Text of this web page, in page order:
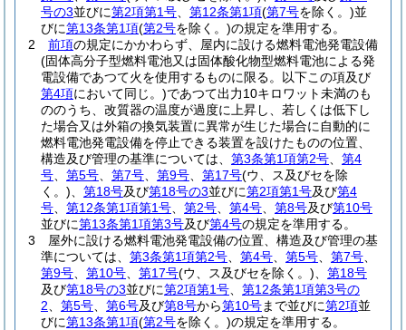
号の3並びに第2項第1号 第12条第1項(第7号を除く。)並
びに第13条第1項(第2号を除く。)の規定を準用する。
2
前項の規定にかかわらず、屋内に設ける燃料電池発電設備
(固体高分子型燃料電池又は固体酸化物型燃料電池による発
電設備であつて火を使用するものに限る。以下この項及び
第4項において同じ。)であつて出力10キロワット未満のも
ののうち、改質器の温度が過度に上昇し、若しくは低下し
た場合又は外箱の換気装置に異常が生じた場合に自動的に
燃料電池発電設備を停止できる装置を設けたものの位置、
構造及び管理の基準については、 第3条第1項第2号
第4
号
第5号 第7号 第9号 第17号(ウ、ス及びセを除
く。)
第18号及び第18号の3並びに第2項第1号及び第4
号
第12条第1項第1号 第2号 第4号 第8号及び第10号
並びに第13条第1項第3号及び第4号の規定を準用する。
3
屋外に設ける燃料電池発電設備の位置、構造及び管理の基
準については、 第3条第1項第2号 第4号 第5号 第7号
第9号
第10号 第17号(ウ、ス及びセを除く。)
第18号
及び第18号の3並びに第2項第1号
第12条第1項第3号の
2
第5号 第6号及び第8号から第10号まで並びに第2項並
びに第13条第1項(第2号を除く。)の規定を準用する。